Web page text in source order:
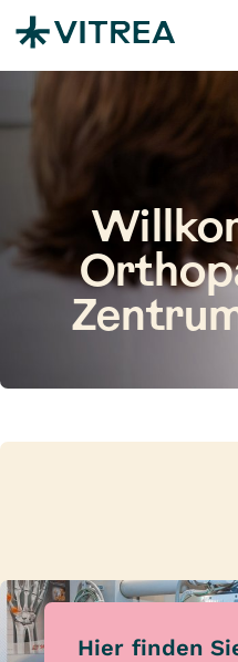
Zum Inhalt springen
Hier finden